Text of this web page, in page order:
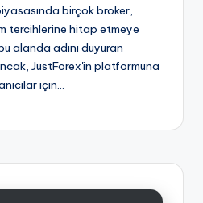
birçok broker,
tercihlerine hitap etmeye
alanda adını duyuran
JustForex'in platformuna
için…